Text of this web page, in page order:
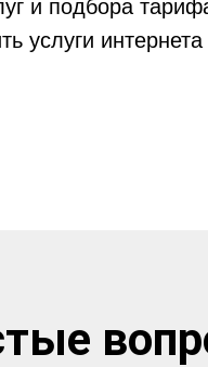
и подбора
услуги